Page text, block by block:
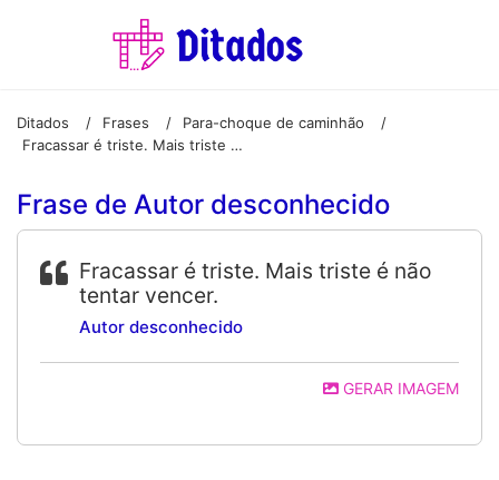
Ditados / Frases / Para-choque de caminhão
/
Fracassar é triste. Mais triste é não tentar vencer.
Frase de Autor desconhecido
Fracassar é triste. Mais triste é não
tentar vencer.
Autor desconhecido
GERAR IMAGEM